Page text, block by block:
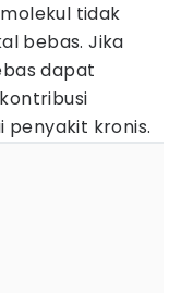
tidak
bebas. Jika
dapat
kronis.